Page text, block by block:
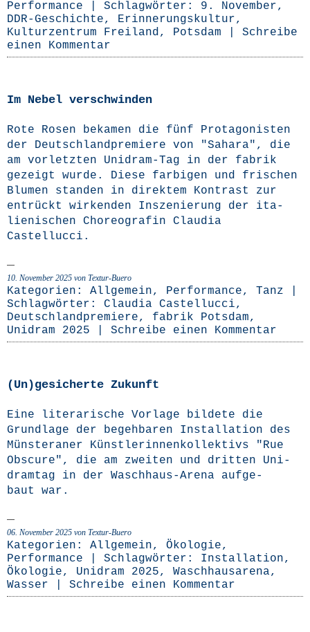
Performance | Schlagwörter: 9. November,
DDR-Geschichte, Erinnerungskultur,
Kulturzentrum Freiland, Potsdam
Schreibe
einen Kommentar
Im Nebel verschwinden
Rote Rosen beka­men die fünf Prot­ago­nis­ten
der Deutsch­land­pre­mie­re von "Saha­ra", die
am vor­letz­ten Uni­­dram-Tag in der fabrik
gezeigt wur­de. Die­se far­bi­gen und fri­schen
Blu­men stan­den in direk­tem Kon­trast zur
ent­rückt wir­ken­den Insze­nie­rung der ita­
lie­ni­schen Cho­reo­gra­fin Clau­dia
Castellucci.
10. November 2025 von Textur-Buero
Kategorien: Allgemein, Performance, Tanz
Schlagwörter: Claudia Castellucci,
Deutschlandpremiere, fabrik Potsdam,
Unidram 2025
Schreibe einen Kommentar
(Un)gesicherte Zukunft
Eine lite­ra­ri­sche Vor­la­ge bil­de­te die
Grund­la­ge der begeh­ba­ren Instal­la­ti­on des
Müns­te­ra­ner Künst­le­rin­nen­kol­lek­tivs "Rue
Obscu­re", die am zwei­ten und drit­ten Uni­
dr­am­t­ag in der Wasch­haus-Are­­na auf­ge­
baut war.
06. November 2025 von Textur-Buero
Kategorien: Allgemein, Ökologie,
Performance | Schlagwörter: Installation,
Ökologie, Unidram 2025, Waschhausarena,
Wasser
Schreibe einen Kommentar